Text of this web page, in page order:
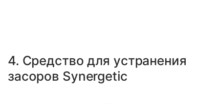
4. Средство для устранения
засоров Synergetic